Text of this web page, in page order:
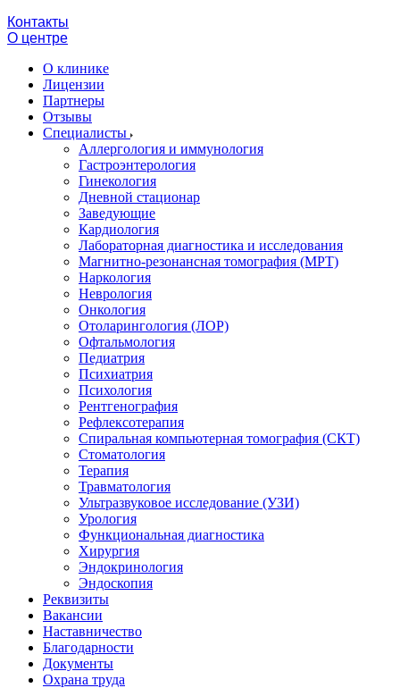
Контакты
О центре
О клинике
Лицензии
Партнеры
Отзывы
Специалисты
Аллергология и иммунология
Гастроэнтерология
Гинекология
Дневной стационар
Заведующие
Кардиология
Лабораторная диагностика и исследования
Магнитно-резонансная томография (МРТ)
Наркология
Неврология
Онкология
Отоларингология (ЛОР)
Офтальмология
Педиатрия
Психиатрия
Психология
Рентгенография
Рефлексотерапия
Спиральная компьютерная томография (СКТ)
Стоматология
Терапия
Травматология
Ультразвуковое исследование (УЗИ)
Урология
Функциональная диагностика
Хирургия
Эндокринология
Эндоскопия
Реквизиты
Вакансии
Наставничество
Благодарности
Документы
Охрана труда